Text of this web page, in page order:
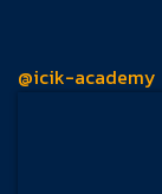
@icik-academy